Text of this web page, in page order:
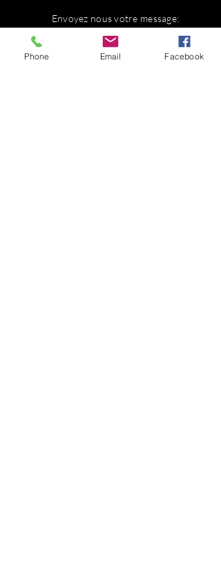
Envoyez nous votre message:
Questions?
Phone Email Facebook